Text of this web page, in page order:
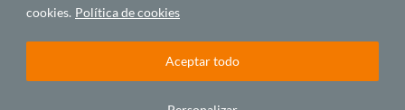
cookies. Política de cookies
Aceptar todo
English